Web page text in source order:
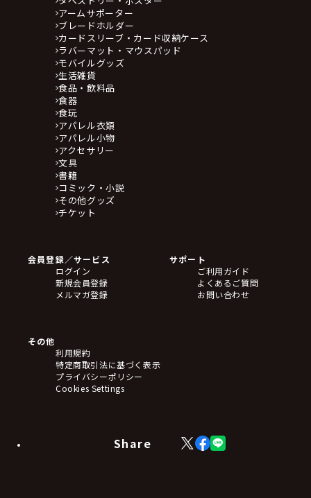
アームサポーター
ブレードホルダー
カードスリーブ・カード収納ケース
ラバーマット・マウスパッド
モバイルグッズ
生活雑貨
食品・飲料品
食器
食玩
アパレル衣類
アパレル小物
アクセサリー
文具
書籍
コミック・小説
その他グッズ
チケット
会員登録／サービス
ログイン
新規会員登録
メルマガ登録
サポート
ご利用ガイド
よくあるご質問
お問い合わせ
その他
利用規約
特定商取引法に基づく表示
プライバシーポリシー
Cookies Settings
Share
X
(Twitter)
Facebook
LINE